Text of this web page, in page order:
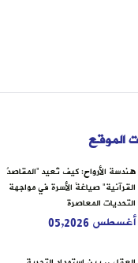
الموقع
هندسة الأرواح: كيف تُعيد “المقاصدُ
القرآنية” صياغةَ الأسرة في مواجهة
التحديات المعاصرة
أغسطس 05,2026